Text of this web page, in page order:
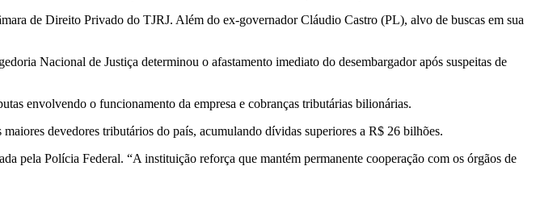
de Direito Privado do TJRJ. Além do ex-governador Cláudio Castro (PL), alvo de buscas em sua
Nacional de Justiça determinou o afastamento imediato do desembargador após suspeitas de
envolvendo o funcionamento da empresa e cobranças tributárias bilionárias.
devedores tributários do país, acumulando dívidas superiores a R$ 26 bilhões.
pela Polícia Federal. “A instituição reforça que mantém permanente cooperação com os órgãos de